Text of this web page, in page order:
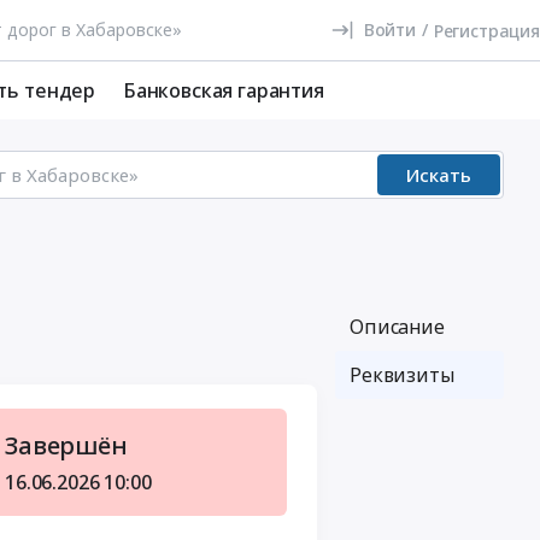
Войти / Регистрация
тендер Банковская гарантия
Искать
Завершён
16.06.2026 10:00
Описание
Реквизиты